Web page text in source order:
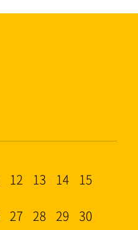
12 13 14 15
27 28 29 30